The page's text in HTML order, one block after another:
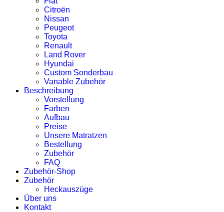
Citroën
Nissan
Peugeot
Toyota
Renault
Land Rover
Hyundai
Custom Sonderbau
Vanable Zubehör
Beschreibung
Vorstellung
Farben
Aufbau
Preise
Unsere Matratzen
Bestellung
Zubehör
FAQ
Zubehör-Shop
Zubehör
Heckauszüge
Über uns
Kontakt